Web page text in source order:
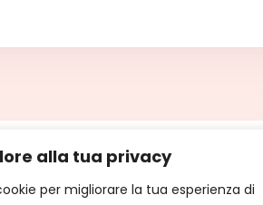
alla tua privacy
per migliorare la tua esperienza di